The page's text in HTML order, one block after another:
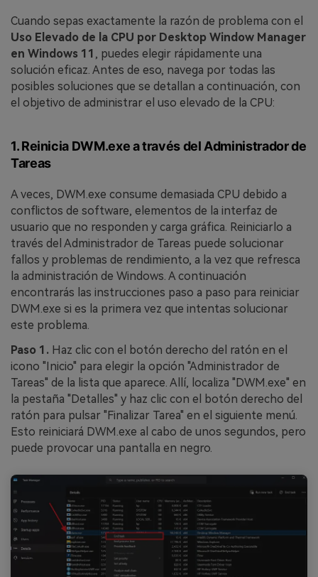
Cuando sepas exactamente la razón de problema con el
Uso Elevado de la CPU por Desktop Window Manager
en Windows 11 , puedes elegir rápidamente una
solución eficaz. Antes de eso, navega por todas las
posibles soluciones que se detallan a continuación, con
el objetivo de administrar el uso elevado de la CPU:
1. Reinicia DWM.exe a través del Administrador de
Tareas
A veces, DWM.exe consume demasiada CPU debido a
conflictos de software, elementos de la interfaz de
usuario que no responden y carga gráfica. Reiniciarlo a
través del Administrador de Tareas puede solucionar
fallos y problemas de rendimiento, a la vez que refresca
la administración de Windows. A continuación
encontrarás las instrucciones paso a paso para reiniciar
DWM.exe si es la primera vez que intentas solucionar
este problema.
Paso 1. Haz clic con el botón derecho del ratón en el
icono "Inicio" para elegir la opción "Administrador de
Tareas" de la lista que aparece. Allí, localiza "DWM.exe" en
la pestaña "Detalles" y haz clic con el botón derecho del
ratón para pulsar "Finalizar Tarea" en el siguiente menú.
Esto reiniciará DWM.exe al cabo de unos segundos, pero
puede provocar una pantalla en negro.